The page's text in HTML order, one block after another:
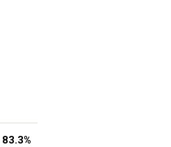
83.3%